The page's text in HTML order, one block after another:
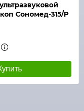
Сономед-315/Р